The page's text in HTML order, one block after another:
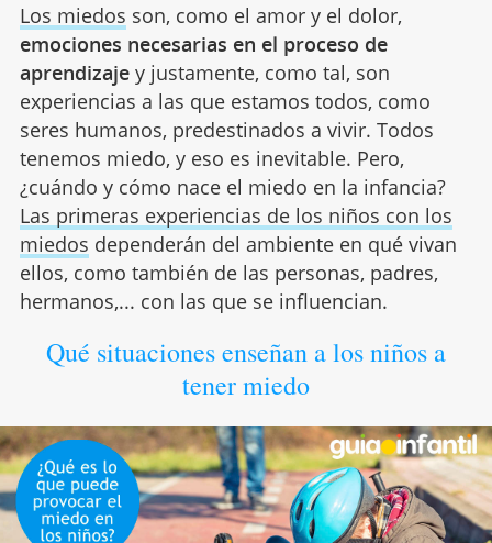
Los miedos son, como el amor y el dolor,
emociones necesarias en el proceso de
aprendizajey justamente, como tal, son
experiencias a las que estamos todos, como
seres humanos, predestinados a vivir. Todos
tenemos miedo, y eso es inevitable. Pero,
¿cuándo y cómo nace el miedo en la infancia?
Las primeras experiencias de los niños con los
miedos dependerán del ambiente en qué vivan
ellos, como también de las personas, padres,
hermanos,... con las que se influencian.
Qué situaciones enseñan a los niños a
tener miedo